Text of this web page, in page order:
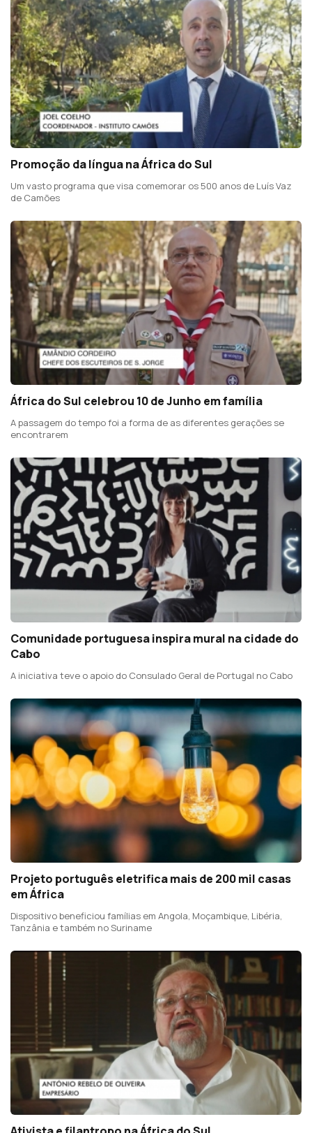
Promoção da língua na África do Sul
Um vasto programa que visa comemorar os 500 anos de Luís Vaz
de Camões
África do Sul celebrou 10 de Junho em família
A passagem do tempo foi a forma de as diferentes gerações se
encontrarem
Comunidade portuguesa inspira mural na cidade do
Cabo
A iniciativa teve o apoio do Consulado Geral de Portugal no Cabo
Projeto português eletrifica mais de 200 mil casas
em África
Dispositivo beneficiou famílias em Angola, Moçambique, Libéria,
Tanzânia e também no Suriname